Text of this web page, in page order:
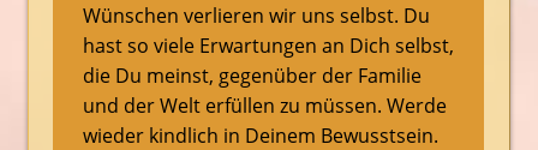
Wünschen verlieren wir uns selbst. Du
hast so viele Erwartungen an Dich selbst,
die Du meinst, gegenüber der Familie
und der Welt erfüllen zu müssen. Werde
wieder kindlich in Deinem Bewusstsein.